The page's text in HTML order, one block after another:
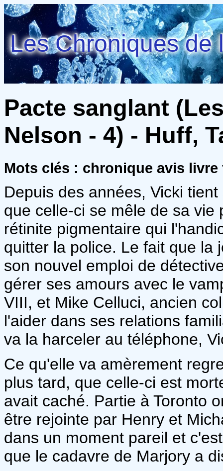
Les Chroniques de
Pacte sanglant
Nelson - 4) - Huff,
Mots clés : chronique avis
Depuis des années, Vicki
que celle-ci se mêle de sa
rétinite pigmentaire qui
quitter la police. Le fait que la
son nouvel emploi de
gérer ses amours avec le
VIII, et Mike Celluci, ancien
l'aider dans ses relations
va la harceler au téléphone,
Ce qu'elle va amèrement
plus tard, que celle-ci est
avait caché. Partie à Toronto
être rejointe par Henry et
dans un moment pareil et
que le cadavre de Marjory a